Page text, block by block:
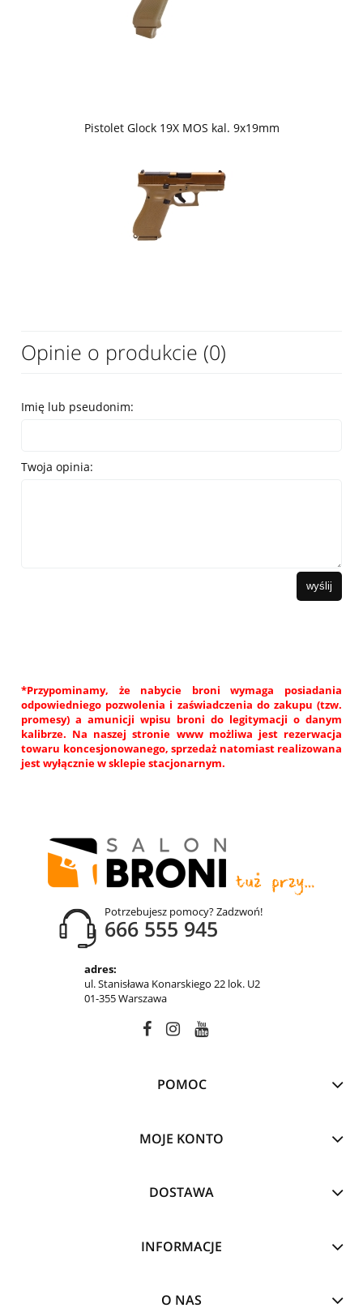
Pistolet Glock 19X MOS kal. 9x19mm
Opinie o produkcie (0)
Imię lub pseudonim:
Twoja opinia:
wyślij
*Przypominamy, że nabycie broni wymaga posiadania
odpowiedniego pozwolenia i zaświadczenia do zakupu (tzw.
promesy) a amunicji wpisu broni do legitymacji o danym
kalibrze. Na naszej stronie www możliwa jest rezerwacja
towaru koncesjonowanego, sprzedaż natomiast realizowana
jest wyłącznie w sklepie stacjonarnym.
Potrzebujesz pomocy? Zadzwoń!
666 555 945
adres:
ul. Stanisława Konarskiego 22 lok. U2
01-355 Warszawa
POMOC
MOJE KONTO
DOSTAWA
INFORMACJE
O NAS